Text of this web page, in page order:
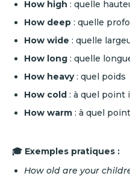
How high : quelle
How deep : quelle
How wide : quelle
How long : quelle
How heavy: quel poids
How cold : à quel point
How warm : à quel
🎓 Exemples pratiques :
How old are your